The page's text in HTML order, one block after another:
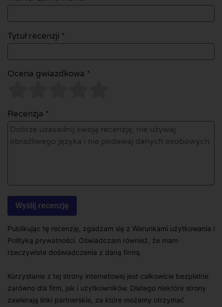
Tytuł recenzji *
Ocena gwiazdkowa *
Recenzja *
Publikując tę recenzję, zgadzam się z Warunkami użytkowania i
Polityką prywatności. Oświadczam również, że mam
rzeczywiste doświadczenia z daną firmą.
Korzystanie z tej strony internetowej jest całkowicie bezpłatne
zarówno dla firm, jak i użytkowników. Dlatego niektóre strony
zawierają linki partnerskie, za które możemy otrzymać